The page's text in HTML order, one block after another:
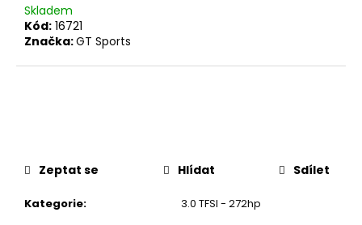
Skladem
Kód: 16721
Značka:GT Sports
Kategorie: 3.0 TFSI - 272hp
Zeptat se Hlídat Sdílet
D
o
u
e